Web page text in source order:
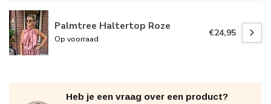
Palmtree Haltertop Roze
Op voorraad
€24,95
Heb je een vraag over een product?